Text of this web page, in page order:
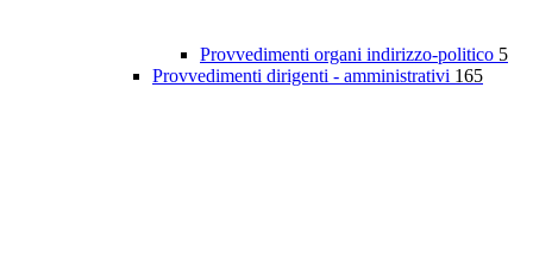
Provvedimenti organi indirizzo-politico 5
Provvedimenti dirigenti - amministrativi 165